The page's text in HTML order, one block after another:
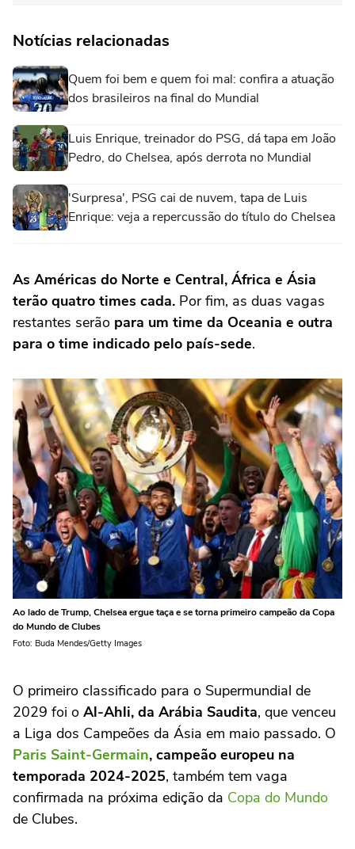
Notícias relacionadas
Quem foi bem e quem foi mal: confira a atuação
dos brasileiros na final do Mundial
Luis Enrique, treinador do PSG, dá tapa em João
Pedro, do Chelsea, após derrota no Mundial
'Surpresa', PSG cai de nuvem, tapa de Luis
Enrique: veja a repercussão do título do Chelsea
As Américas do Norte e Central, África e Ásia
terão quatro times cada. Por fim, as duas vagas
restantes serão para um time da Oceania e outra
para o time indicado pelo país-sede.
Ao lado de Trump, Chelsea ergue taça e se torna primeiro campeão da Copa
do Mundo de Clubes
Foto: Buda Mendes/Getty Images
O primeiro classificado para o Supermundial de
2029 foi o Al-Ahli, da Arábia Saudita, que venceu
a Liga dos Campeões da Ásia em maio passado. O
Paris Saint-Germain, campeão europeu na
temporada 2024-2025, também tem vaga
confirmada na próxima edição da Copa do Mundo
de Clubes.